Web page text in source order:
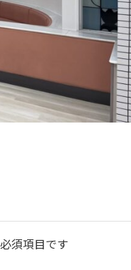
須項目です